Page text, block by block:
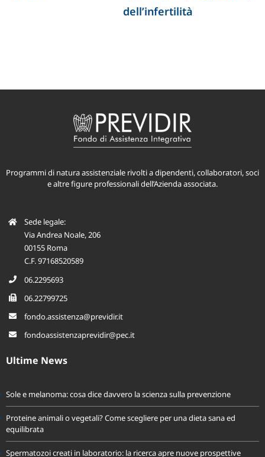
Programmi di natura assistenziale rivolti a dipendenti, collaboratori, soci
Sede legale:
Via Andrea Noale, 206
00155 Roma
Sole e melanoma: cosa dice davvero la scienza sulla prevenzione
Proteine animali o vegetali? Come scegliere per una dieta sana ed
equilibrata